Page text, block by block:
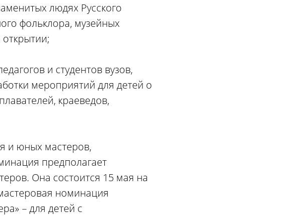
людях Русского
фольклора, музейных
и студентов вузов,
мероприятий для детей о
краеведов,
и юных мастеров,
предполагает
Она состоится 15 мая на
номинация
– для детей с